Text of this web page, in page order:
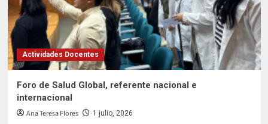
Actividades Docentes
Foro de Salud Global, referente nacional e
internacional
Ana Teresa Flores 1 julio, 2026